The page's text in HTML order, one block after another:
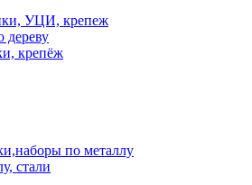
УЦИ, крепеж
дереву
крепёж
по металлу
стали